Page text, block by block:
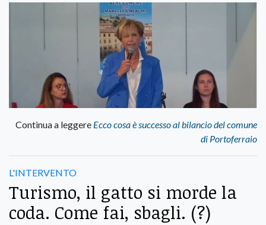
Continua a leggere Ecco cosa è successo al bilancio del comune
di Portoferraio
L'INTERVENTO
Turismo, il gatto si morde la
coda. Come fai, sbagli. (?)